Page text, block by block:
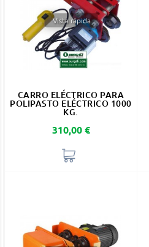
Vista rápida
CARRO ELÉCTRICO PARA
POLIPASTO ELÉCTRICO 1000
KG.
Precio
310,00 €